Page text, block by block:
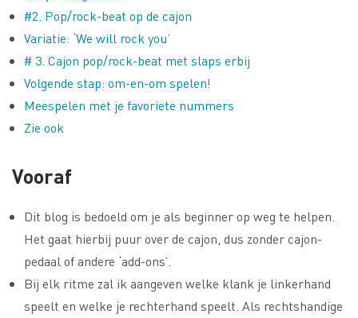
#2. Pop/rock-beat op de cajon
Variatie: ‘We will rock you’
# 3. Cajon pop/rock-beat met slaps erbij
Volgende stap: om-en-om spelen!
Meespelen met je favoriete nummers
Zie ook
Vooraf
Dit blog is bedoeld om je als beginner op weg te helpen.
Het gaat hierbij puur over de cajon, dus zonder cajon-
pedaal of andere ‘add-ons’.
Bij elk ritme zal ik aangeven welke klank je linkerhand
speelt en welke je rechterhand speelt. Als rechtshandige